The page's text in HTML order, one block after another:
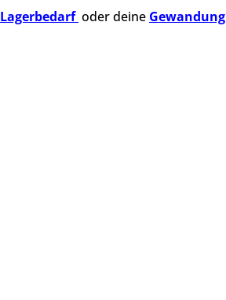
Lagerbedarf oder deine Gewandung